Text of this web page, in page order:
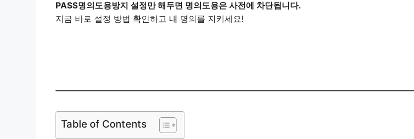
PASS명의도용방지 설정만 해두면 명의도용은 사전에 차단됩니다.
지금 바로 설정 방법 확인하고 내 명의를 지키세요!
Table of Contents